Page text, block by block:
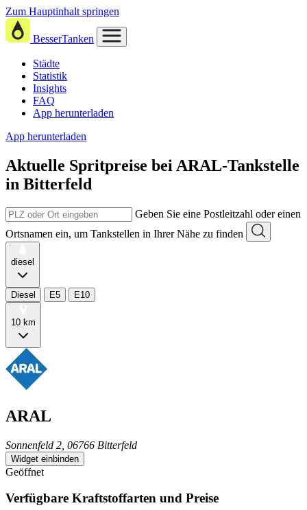
Zum Hauptinhalt springen
BesserTanken
Städte
Statistik
Insights
FAQ
App herunterladen
App herunterladen
Aktuelle Spritpreise bei ARAL-Tankstelle
in Bitterfeld
Geben Sie eine Postleitzahl oder einen
Ortsnamen ein, um Tankstellen in Ihrer Nähe zu finden
diesel
Diesel E5 E10
10 km
ARAL
Sonnenfeld 2, 06766 Bitterfeld
Widget einbinden
Geöffnet
Verfügbare Kraftstoffarten und Preise